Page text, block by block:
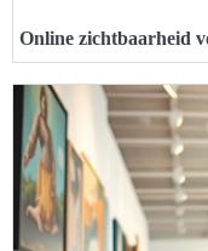
Online zichtbaarheid